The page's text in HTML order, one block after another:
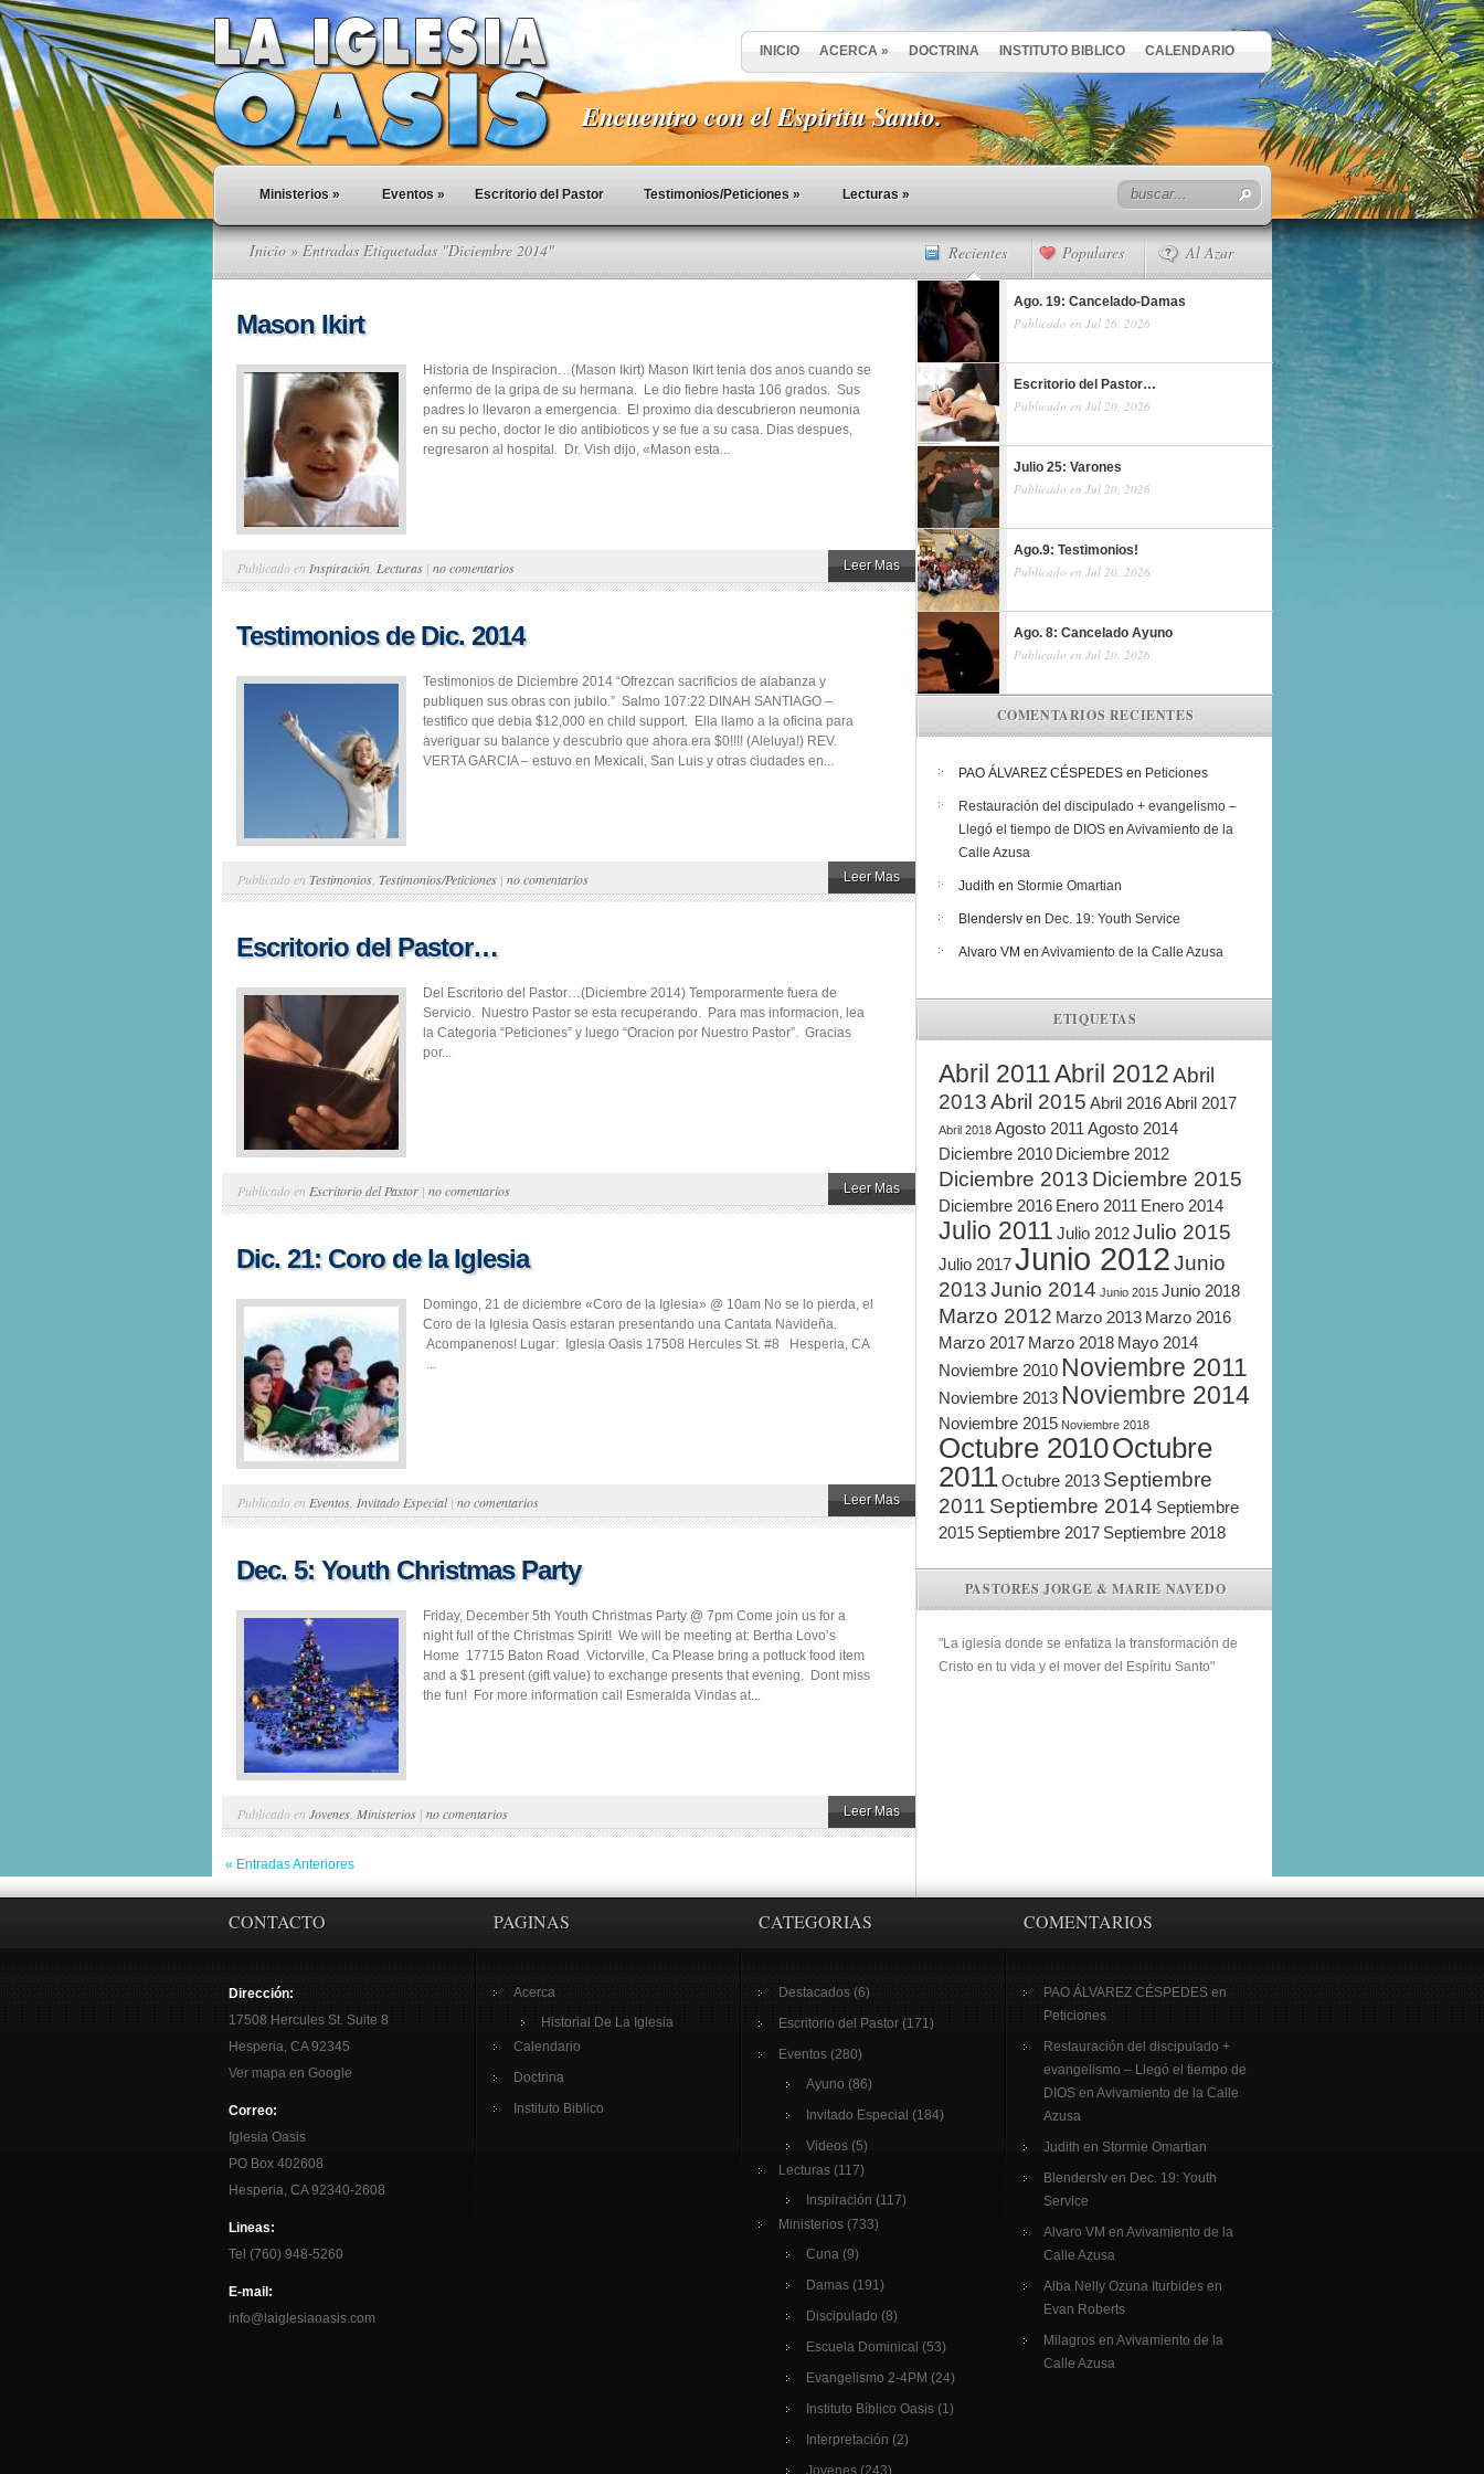
INICIO ACERCA » DOCTRINA INSTITUTO BIBLICO CALENDARIO
Encuentro con el Espiritu Santo.
Ministerios » Eventos » Escritorio del Pastor Testimonios/Peticiones » Lecturas »
Inicio » Entradas Etiquetadas "Diciembre 2014"
Mason Ikirt
Historia de Inspiracion…(Mason Ikirt) Mason Ikirt tenia dos anos cuando se
enfermo de la gripa de su hermana. Le dio fiebre hasta 106 grados. Sus
padres lo llevaron a emergencia. El proximo dia descubrieron neumonia
en su pecho, doctor le dio antibioticos y se fue a su casa. Dias despues,
regresaron al hospital. Dr. Vish dijo, «Mason esta...
Publicado en Inspiración Lecturas | no comentarios Leer Mas
Testimonios de Dic. 2014
Testimonios de Diciembre 2014 “Ofrezcan sacrificios de alabanza y
publiquen sus obras con jubilo.” Salmo 107:22 DINAH SANTIAGO –
testifico que debia $12,000 en child support. Ella llamo a la oficina para
averiguar su balance y descubrio que ahora era $0!!!! (Aleluya!) REV.
VERTA GARCIA – estuvo en Mexicali, San Luis y otras ciudades en...
Publicado en Testimonios Testimonios/Peticiones | no comentarios Leer Mas
Escritorio del Pastor…
Del Escritorio del Pastor…(Diciembre 2014) Temporarmente fuera de
Servicio. Nuestro Pastor se esta recuperando. Para mas informacion, lea
la Categoria “Peticiones” y luego “Oracion por Nuestro Pastor”. Gracias
por...
Publicado en Escritorio del Pastor | no comentarios Leer Mas
Dic. 21: Coro de la Iglesia
Domingo, 21 de diciembre «Coro de la Iglesia» @ 10am No se lo pierda, el
Coro de la Iglesia Oasis estaran presentando una Cantata Navideña.
Acompanenos! Lugar: Iglesia Oasis 17508 Hercules St. #8 Hesperia, CA
...
Publicado en Eventos Invitado Especial| no comentarios Leer Mas
Dec. 5: Youth Christmas Party
Friday, December 5th Youth Christmas Party @ 7pm Come join us for a
night full of the Christmas Spirit! We will be meeting at: Bertha Lovo’s
Home 17715 Baton Road Victorville, Ca Please bring a potluck food item
and a $1 present (gift value) to exchange presents that evening. Dont miss
the fun! For more information call Esmeralda Vindas at...
Publicado en Jovenes Ministerios | no comentarios Leer Mas
« Entradas Anteriores
Recientes Populares Al Azar
Ago. 19: Cancelado-Damas
Publicado en Jul 26, 2026
Escritorio del Pastor…
Publicado en Jul 20, 2026
Julio 25: Varones
Publicado en Jul 20, 2026
Ago.9: Testimonios!
Publicado en Jul 20, 2026
Ago. 8: Cancelado Ayuno
Publicado en Jul 20, 2026
COMENTARIOS RECIENTES
PAO ÁLVAREZ CÉSPEDES en Peticiones
Restauración del discipulado + evangelismo –
Llegó el tiempo de DIOS en Avivamiento de la
Calle Azusa
Judith en Stormie Omartian
Blenderslv en Dec. 19: Youth Service
Alvaro VM en Avivamiento de la Calle Azusa
ETIQUETAS
Abril 2011Abril 2012Abril
2013Abril 2015 Abril 2016Abril 2017
Abril 2018 Agosto 2011 Agosto 2014
Diciembre 2010 Diciembre 2012
Diciembre 2013 Diciembre 2015
Diciembre 2016 Enero 2011 Enero 2014
Julio 2011 Julio 2012Julio 2015
Julio 2017Junio 2012Junio
2013Junio 2014 Junio 2015 Junio 2018
Marzo 2012 Marzo 2013 Marzo 2016
Marzo 2017 Marzo 2018 Mayo 2014
Noviembre 2010 Noviembre 2011
Noviembre 2013 Noviembre 2014
Noviembre 2015 Noviembre 2018
Octubre 2010Octubre
2011Octubre 2013 Septiembre
2011 Septiembre 2014 Septiembre
2015 Septiembre 2017 Septiembre 2018
PASTORES JORGE & MARIE NAVEDO
"La iglesia donde se enfatiza la transformación de
Cristo en tu vida y el mover del Espíritu Santo"
CONTACTO
Dirección:
17508 Hercules St. Suite 8
Hesperia, CA 92345
Ver mapa en Google
Correo:
Iglesia Oasis
PO Box 402608
Hesperia, CA 92340-2608
Lineas:
Tel (760) 948-5260
E-mail:
info@laiglesiaoasis.com
PAGINAS
Acerca
Historial De La Iglesia
Calendario
Doctrina
Instituto Biblico
CATEGORIAS
Destacados (6)
Escritorio del Pastor (171)
Eventos (280)
Ayuno (86)
Invitado Especial (184)
Videos (5)
Lecturas (117)
Inspiración (117)
Ministerios (733)
Cuna (9)
Damas (191)
Discipulado (8)
Escuela Dominical (53)
Evangelismo 2-4PM (24)
Instituto Bíblico Oasis (1)
Interpretación (2)
Jovenes (243)
COMENTARIOS
PAO ÁLVAREZ CÉSPEDES en
Peticiones
Restauración del discipulado +
evangelismo – Llegó el tiempo de
DIOS en Avivamiento de la Calle
Azusa
Judith en Stormie Omartian
Blenderslv en Dec. 19: Youth
Service
Alvaro VM en Avivamiento de la
Calle Azusa
Alba Nelly Ozuna Iturbides en
Evan Roberts
Milagros en Avivamiento de la
Calle Azusa